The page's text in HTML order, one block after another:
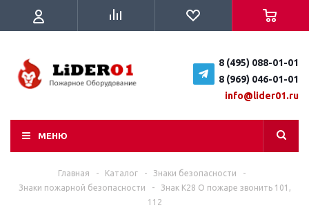
8 (495) 088-01-01
8 (969) 046-01-01
info@lider01.ru
МЕНЮ
Главная - Каталог - Знаки безопасности
-
Знаки пожарной безопасности
-
Знак K28 О пожаре звонить 101,
112